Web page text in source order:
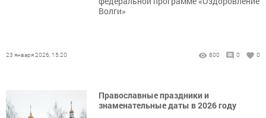
Волги»
23 января 2026, 15:20 800 0 0
Православные праздники и
знаменательные даты в 2026 году